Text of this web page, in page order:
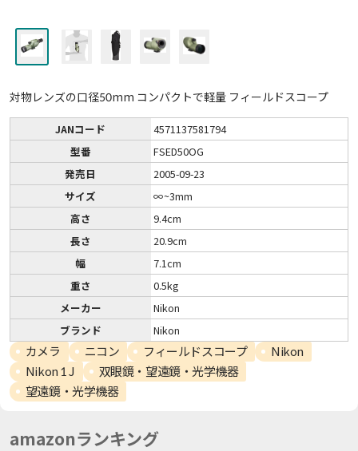
対物レンズの口径50mm コンパクトで軽量 フィールドスコープ
JANコード
4571137581794
型番
FSED50OG
発売日
2005-09-23
サイズ
∞~3mm
高さ
9.4cm
長さ
20.9cm
幅
7.1cm
重さ
0.5kg
メーカー
Nikon
ブランド
Nikon
カメラ ニコン フィールドスコープ
Nikon
Nikon 1 J
双眼鏡・望遠鏡・光学機器
望遠鏡・光学機器
amazonランキング